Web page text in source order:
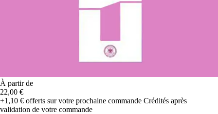
À partir de
22,00 €
+1,10 € offerts sur votre prochaine commande Crédités après
validation de votre commande